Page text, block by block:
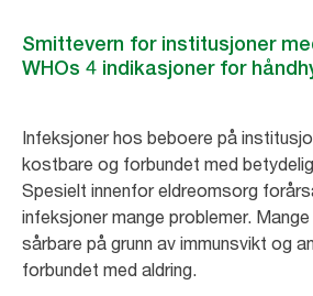
Smittevern for institusjoner
WHOs 4 indikasjoner for
Infeksjoner hos beboere på
kostbare og forbundet med
Spesielt innenfor eldreomsorg
infeksjoner mange problemer.
sårbare på grunn av immunsvikt og
forbundet med aldring.